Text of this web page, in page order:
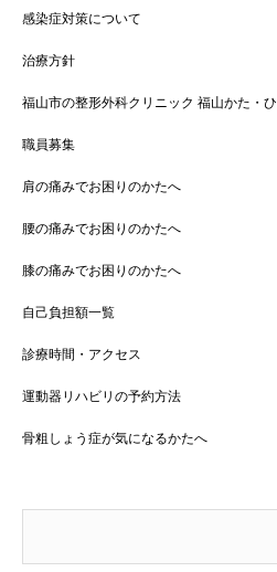
感染症対策について
治療方針
福山市の整形外科クリニック 福山かた・
職員募集
肩の痛みでお困りのかたへ
腰の痛みでお困りのかたへ
膝の痛みでお困りのかたへ
自己負担額一覧
診療時間・アクセス
運動器リハビリの予約方法
骨粗しょう症が気になるかたへ